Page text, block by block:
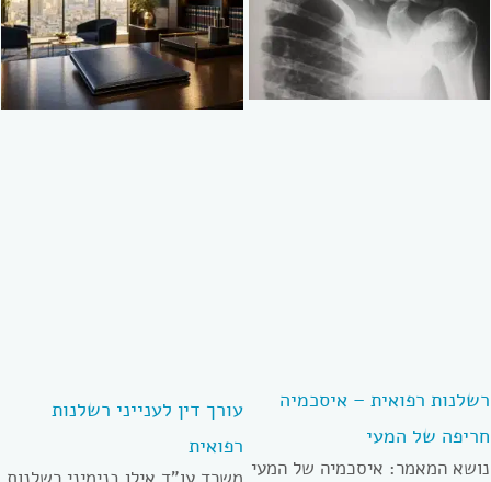
רשלנות רפואית – איסכמיה
חריפה של המעי
נושא המאמר: איסכמיה של המעי
עורך דין לענייני רשלנות
רפואית